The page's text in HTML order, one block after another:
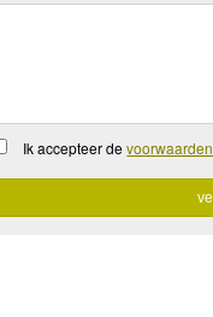
Ik accepteer devoorwaarden